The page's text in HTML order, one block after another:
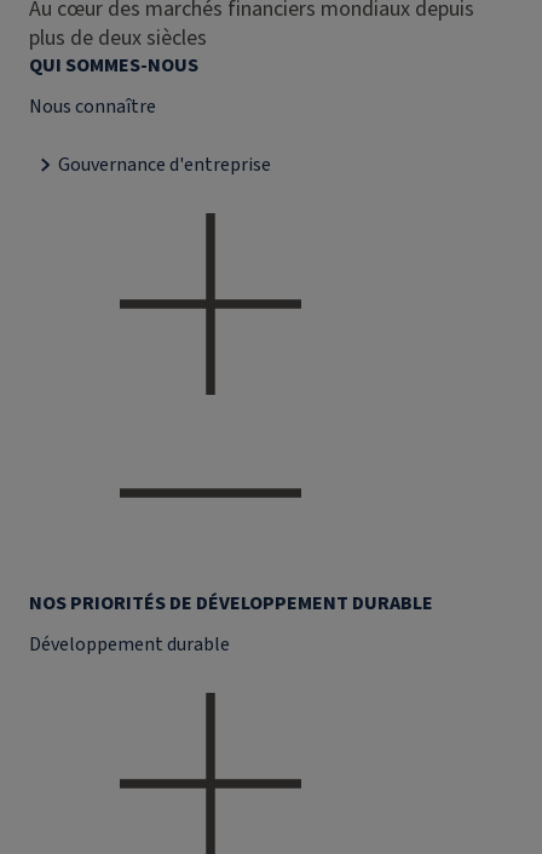
Au cœur des marchés financiers mondiaux depuis
plus de deux siècles
QUI SOMMES-NOUS
Nous connaître
Gouvernance d'entreprise
NOS PRIORITÉS DE DÉVELOPPEMENT DURABLE
Développement durable